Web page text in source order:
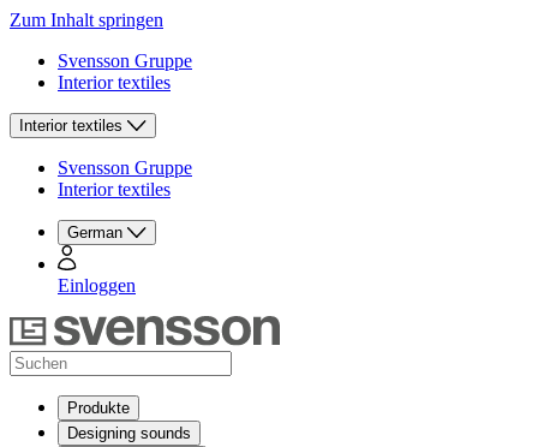
Zum Inhalt springen
Svensson Gruppe
Interior textiles
Interior textiles
Svensson Gruppe
Interior textiles
German
Einloggen
Produkte
Designing sounds